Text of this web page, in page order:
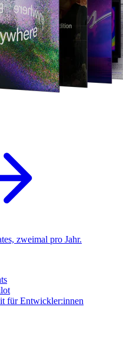
zweimal pro Jahr.
für Entwickler:innen